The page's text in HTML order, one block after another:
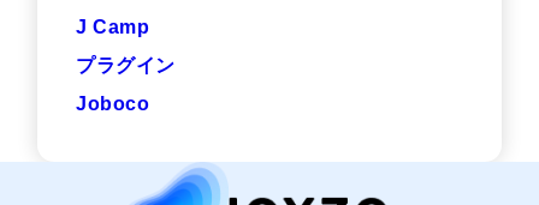
J Camp
プラグイン
Joboco